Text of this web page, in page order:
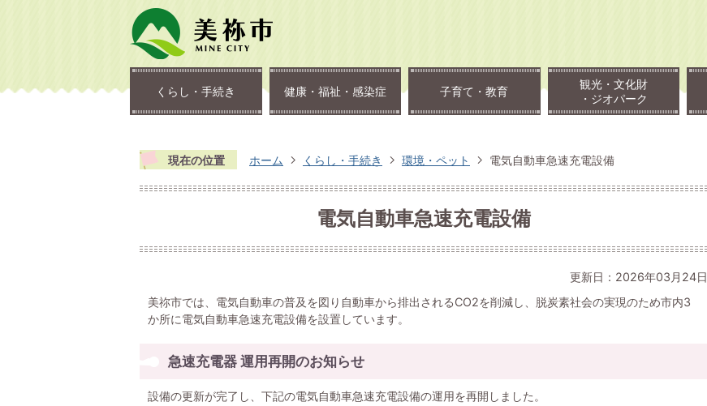
くらし・手続き 健康・福祉・感染症 子育て・教育
観光・文化財
・ジオパーク
現在の位置 ホーム くらし・手続き 環境・ペット 電気自動車急速充電設備
電気自動車急速充電設備
更新日：2026年03月24日
美祢市では、電気自動車の普及を図り自動車から排出されるCO2を削減し、脱炭素社会の実現のため市内3
か所に電気自動車急速充電設備を設置しています。
急速充電器 運用再開のお知らせ
設備の更新が完了し、下記の電気自動車急速充電設備の運用を再開しました。